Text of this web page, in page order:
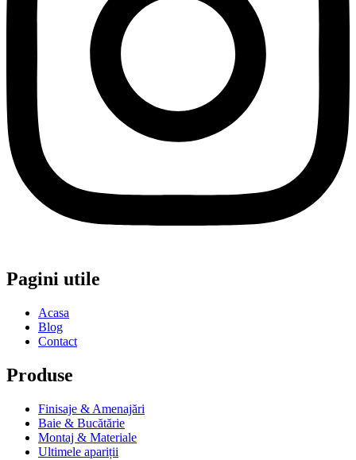
Pagini utile
Acasa
Blog
Contact
Produse
Finisaje & Amenajări
Baie & Bucătărie
Montaj & Materiale
Ultimele apariții